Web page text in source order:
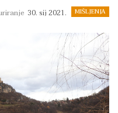
MIŠLJENJA
30. sij 2021.